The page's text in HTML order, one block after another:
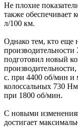
Не плохие
также обеспечивает
л/100 км.
Однако тем, кто еще
подготовил новый
с. при 4400 об/мин и
колоссальных 730
при 1800 об/мин.
С новыми
достигает